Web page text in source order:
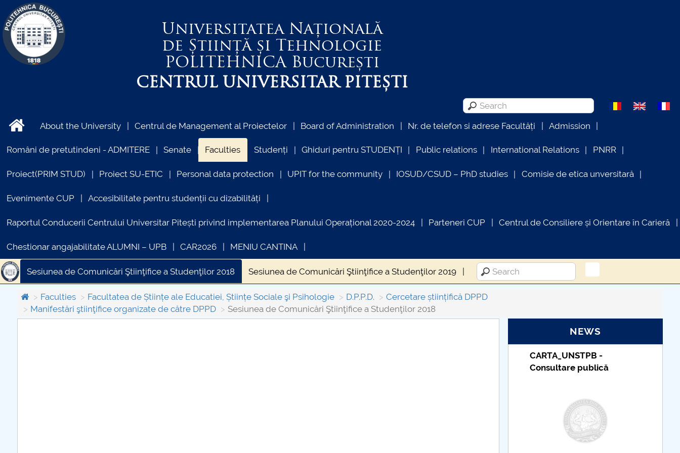
Universitatea Națională
de Știință și Tehnologie
POLITEHNICABucurești
CENTRUL UNIVERSITAR PITEȘTI
About the University Centrul de Management al Proiectelor Board of Administration Nr. de telefon si adrese Facultăți Admission
Români de pretutindeni - ADMITERE Senate Faculties Studenți Ghiduri pentru STUDENȚI Public relations International Relations PNRR
Proiect(PRIM STUD) Proiect SU-ETIC Personal data protection UPIT for the community IOSUD/CSUD – PhD studies Comisie de etica unversitară
Evenimente CUP Accesibilitate pentru studenții cu dizabilități
Raportul Conducerii Centrului Universitar Pitești privind implementarea Planului Operațional 2020-2024 Parteneri CUP Centrul de Consiliere și Orientare în Carieră
Chestionar angajabilitate ALUMNI – UPB CAR2026 MENIU CANTINA
Sesiunea de Comunicări Ştiinţifice a Studenţilor 2018 Sesiunea de Comunicări Ştiinţifice a Studenţilor 2019
Faculties Facultatea de Științe ale Educatiei, Științe Sociale şi Psihologie D.P.P.D.
Cercetare științifică DPPD
Manifestări ştiinţifice organizate de către DPPD
Sesiunea de Comunicări Ştiinţifice a Studenţilor 2018
NEWS
Taxe de școlarizare
indexate – Centrul